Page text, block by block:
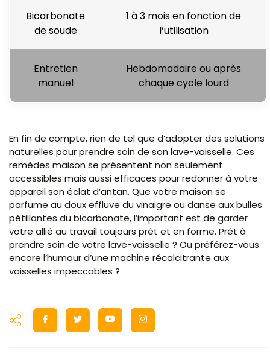
Bicarbonate
de soude
1 à 3 mois en fonction de
l’utilisation
Entretien
manuel
Hebdomadaire ou après
chaque cycle lourd
En fin de compte, rien de tel que d’adopter des solutions
naturelles pour prendre soin de son lave-vaisselle. Ces
remèdes maison se présentent non seulement
accessibles mais aussi efficaces pour redonner à votre
appareil son éclat d’antan. Que votre maison se
parfume au doux effluve du vinaigre ou danse aux bulles
pétillantes du bicarbonate, l’important est de garder
votre allié au travail toujours prêt et en forme. Prêt à
prendre soin de votre lave-vaisselle ? Ou préférez-vous
encore l’humour d’une machine récalcitrante aux
vaisselles impeccables ?